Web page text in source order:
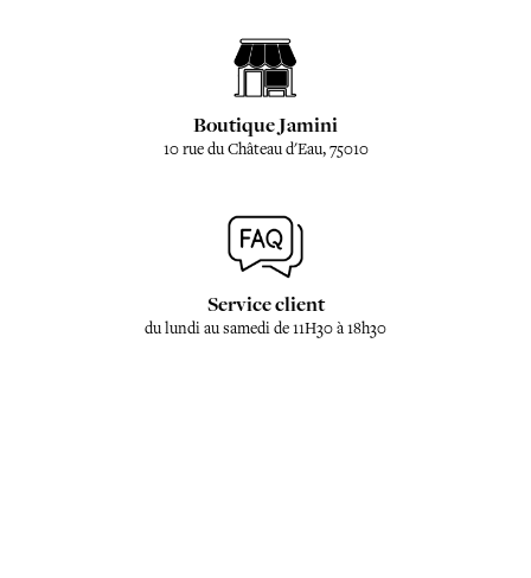
Boutique Jamini
10 rue du Château d'Eau, 75010
Service client
du lundi au samedi de 11H30 à 18h30